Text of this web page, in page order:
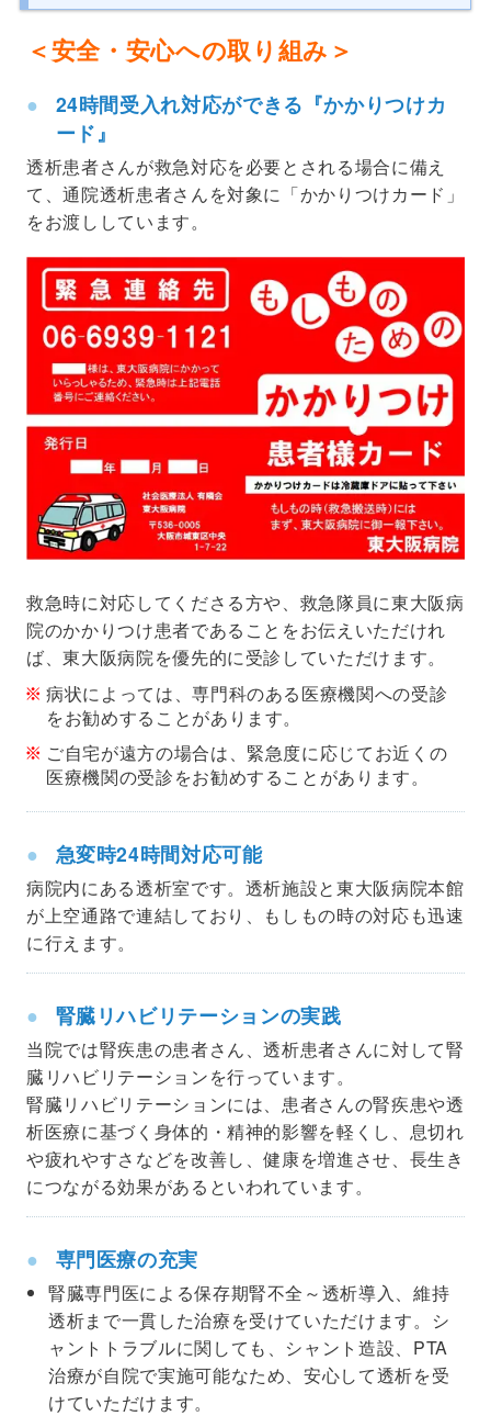
＜安全・安心への取り組み＞
24時間受入れ対応ができる『かかりつけカ
ード』
透析患者さんが救急対応を必要とされる場合に備え
て、通院透析患者さんを対象に「かかりつけカード」
をお渡ししています。
救急時に対応してくださる方や、救急隊員に東大阪病
院のかかりつけ患者であることをお伝えいただけれ
ば、東大阪病院を優先的に受診していただけます。
病状によっては、専門科のある医療機関への受診
をお勧めすることがあります。
ご自宅が遠方の場合は、緊急度に応じてお近くの
医療機関の受診をお勧めすることがあります。
急変時24時間対応可能
病院内にある透析室です。透析施設と東大阪病院本館
が上空通路で連結しており、もしもの時の対応も迅速
に行えます。
腎臓リハビリテーションの実践
当院では腎疾患の患者さん、透析患者さんに対して腎
臓リハビリテーションを行っています。
腎臓リハビリテーションには、患者さんの腎疾患や透
析医療に基づく身体的・精神的影響を軽くし、息切れ
や疲れやすさなどを改善し、健康を増進させ、長生き
につながる効果があるといわれています。
専門医療の充実
腎臓専門医による保存期腎不全～透析導入、維持
透析まで一貫した治療を受けていただけます。シ
ャントトラブルに関しても、シャント造設、PTA
治療が自院で実施可能なため、安心して透析を受
けていただけます。